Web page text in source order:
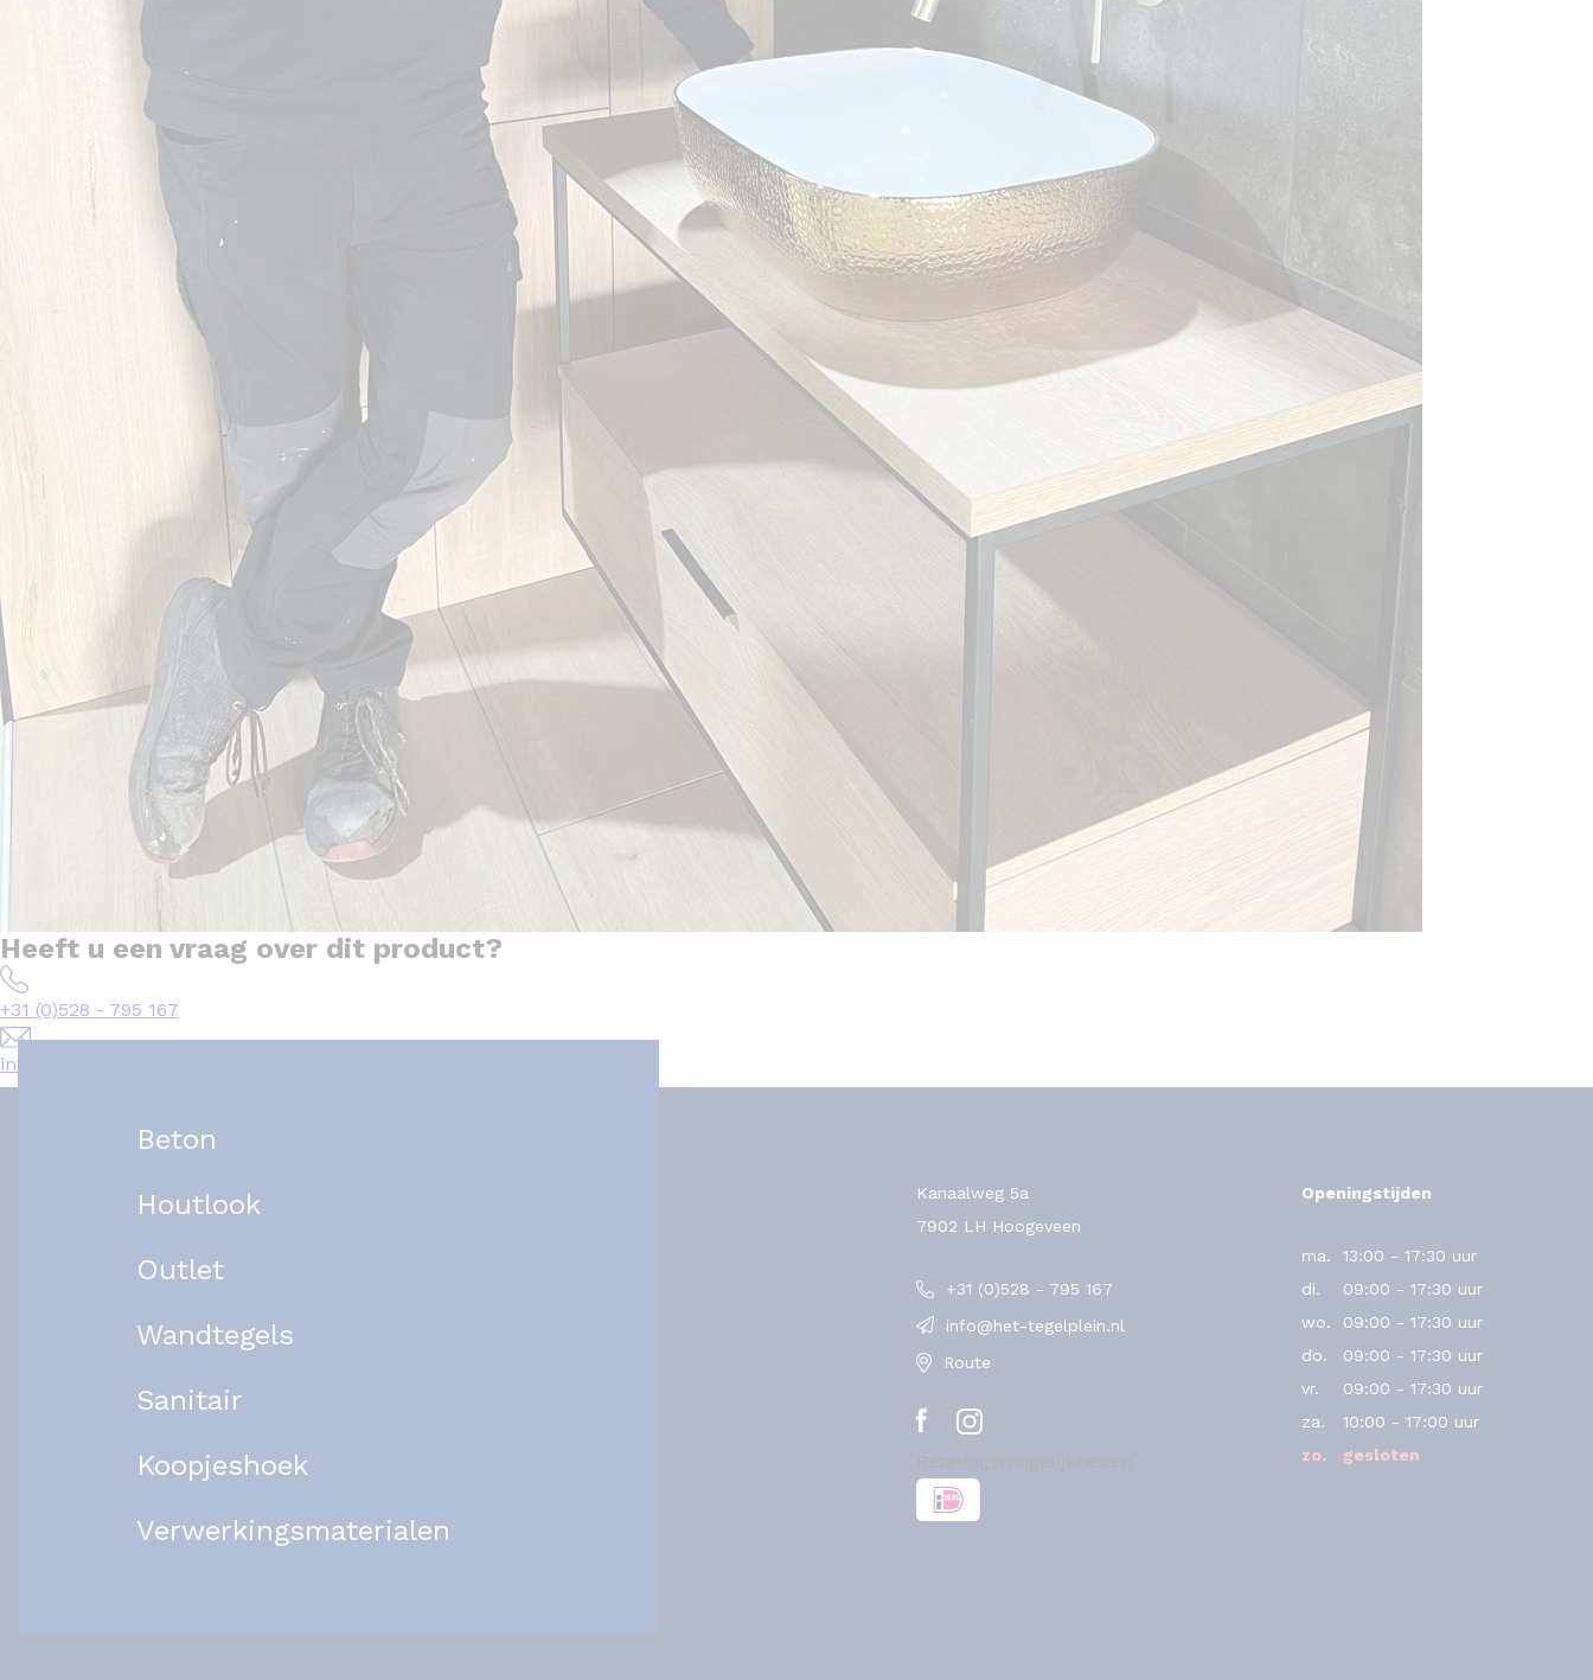
Heeft u een vraag over dit product?
+31 (0)528 - 795 167
info@het-tegelplein.nl
Beton
Houtlook
Outlet
Wandtegels
Sanitair
Koopjeshoek
Verwerkingsmaterialen
Kanaalweg 5a
7902 LH Hoogeveen
+31 (0)528 - 795 167
info@het-tegelplein.nl
Route
Openingstijden
ma.
13:00 - 17:30 uur
di.
09:00 - 17:30 uur
wo.
09:00 - 17:30 uur
do.
09:00 - 17:30 uur
vr.
09:00 - 17:30 uur
za.
10:00 - 17:00 uur
zo.
gesloten